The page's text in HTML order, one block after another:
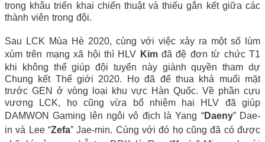
trong khâu triển khai chiến thuật và thiếu gắn kết giữa các
thành viên trong đội.
Sau LCK Mùa Hè 2020, cùng với việc xảy ra một số lùm
xùm trên mạng xã hội thì HLV Kimđã đệ đơn từ chức T1
khi không thể giúp đội tuyển này giành quyền tham dự
Chung kết Thế giới 2020. Họ đã để thua khá muối mặt
trước GEN ở vòng loại khu vực Hàn Quốc. Về phần cựu
vương LCK, họ cũng vừa bổ nhiệm hai HLV đã giúp
DAMWON Gaming lên ngôi vô địch là Yang “Daeny” Dae-
in và Lee “Zefa” Jae-min. Cùng với đó họ cũng đã có được